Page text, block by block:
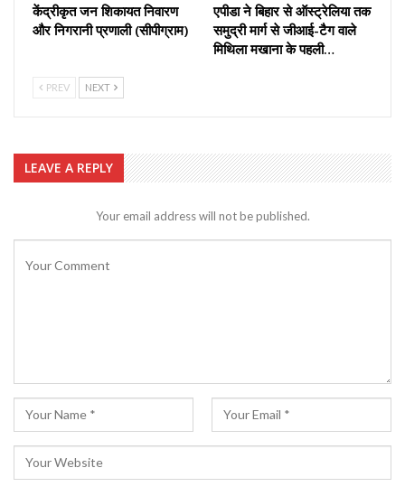
केंद्रीकृत जन शिकायत निवारण
और निगरानी प्रणाली (सीपीग्राम)
एपीडा ने बिहार से ऑस्ट्रेलिया तक
समुद्री मार्ग से जीआई-टैग वाले
मिथिला मखाना के पहली…
PREV NEXT
LEAVE A REPLY
Your email address will not be published.